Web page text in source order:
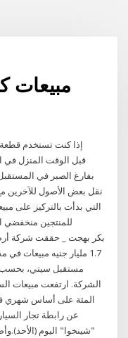
مبيعات
نقل بعض الأصول للآخرين
بكر بهجت _ حققت شركة أرضك
1.7 مليار جنيه مبيعات
مستقبل سيتي،
المئة على أساس شهري
عن رابطة تجار
"شينخوا" اليوم